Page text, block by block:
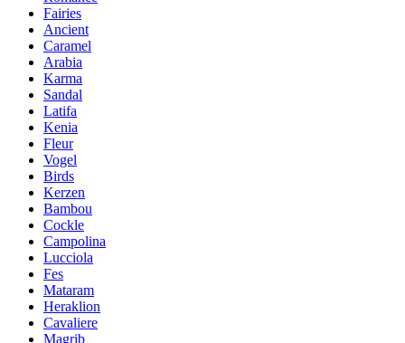
Fairies
Ancient
Caramel
Arabia
Karma
Sandal
Latifa
Kenia
Fleur
Vogel
Birds
Kerzen
Bambou
Cockle
Campolina
Lucciola
Fes
Mataram
Heraklion
Cavaliere
Magrib